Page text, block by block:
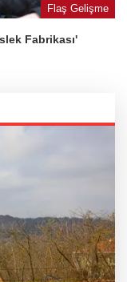
Flaş Gelişme
Fabrikası'